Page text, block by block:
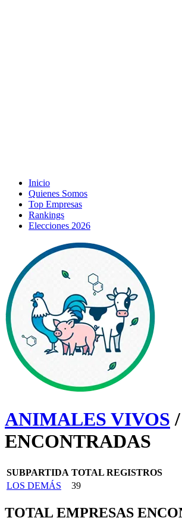
Inicio
Quienes Somos
Top Empresas
Rankings
Elecciones 2026
ANIMALES VIVOS /
ENCONTRADAS
SUBPARTIDA TOTAL REGISTROS
LOS DEMÁS
39
TOTAL EMPRESAS